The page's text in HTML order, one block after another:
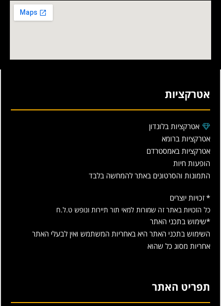
אטרקציות
אטרקציות בלונדון
אטרקציות ברומא
אטרקציות באמסטרדם
הופעות חיות
התמונות והסרטונים באתר להמחשה בלבד
* זכויות יוצרים
כל הזכויות באתר זה שמורות למאי תור תיירות ונופש ט.ל.ח
*שימוש בתכני האתר
השימוש בתכני האתר היא באחריות המשתמש ואין לבעלי האתר
אחריות מסוג כל שהוא
תפריט האתר